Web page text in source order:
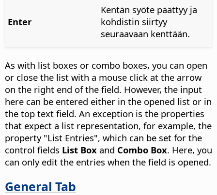
Enter
Kentän syöte päättyy ja
kohdistin siirtyy
seuraavaan kenttään.
As with list boxes or combo boxes, you can open
or close the list with a mouse click at the arrow
on the right end of the field. However, the input
here can be entered either in the opened list or in
the top text field. An exception is the properties
that expect a list representation, for example, the
property "List Entries", which can be set for the
control fields List Box and Combo Box. Here, you
can only edit the entries when the field is opened.
General Tab